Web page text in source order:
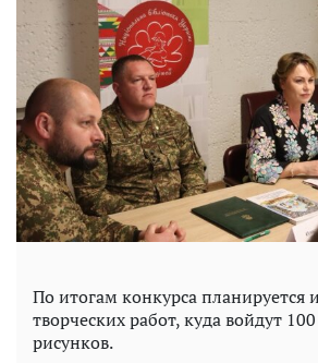
По итогам конкурса планируется
творческих работ, куда войдут
рисунков.